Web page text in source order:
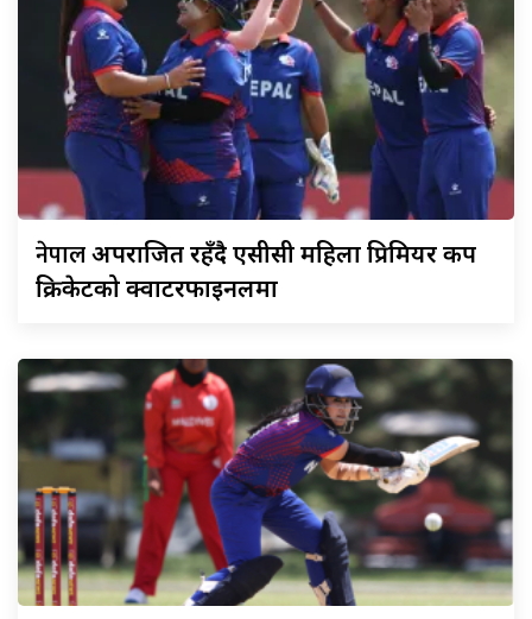
नेपालअपराजित रहँदै एसीसी महिला प्रिमियर कप
क्रिकेटको क्वार्टरफाइनलमा